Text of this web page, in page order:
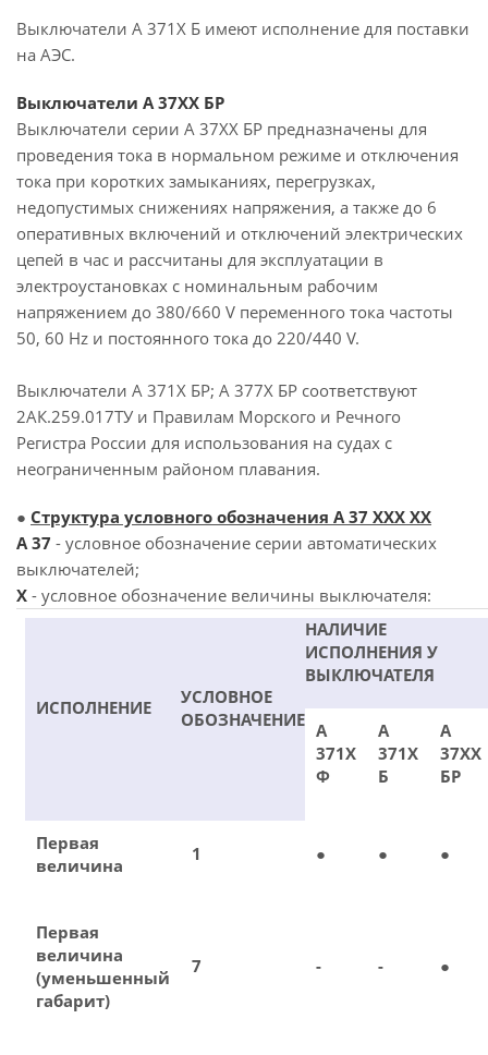
Выключатели А 371X Б имеют исполнение для поставки
на АЭС.
Выключатели А 37ХХ БР
Выключатели серии А 37ХХ БР предназначены для
проведения тока в нормальном режиме и отключения
тока при коротких замыканиях, перегрузках,
недопустимых снижениях напряжения, а также до 6
оперативных включений и отключений электрических
цепей в час и рассчитаны для эксплуатации в
электроустановках с номинальным рабочим
напряжением до 380/660 V переменного тока частоты
50, 60 Hz и постоянного тока до 220/440 V.
Выключатели А 371Х БР; А 377Х БР соответствуют
2АК.259.017ТУ и Правилам Морского и Речного
Регистра России для использования на судах с
неограниченным районом плавания.
● Структура условного обозначения А 37 ХХХ ХХ
А 37 - условное обозначение серии автоматических
выключателей;
X - условное обозначение величины выключателя:
ИСПОЛНЕНИЕ
УСЛОВНОЕ
ОБОЗНАЧЕНИЕ
НАЛИЧИЕ
ИСПОЛНЕНИЯ У
ВЫКЛЮЧАТЕЛЯ
А
371Х
Ф
А
371Х
Б
А
37ХХ
БР
Первая
величина
1 ● ● ●
Первая
величина
(уменьшенный
габарит)
7 - - ●